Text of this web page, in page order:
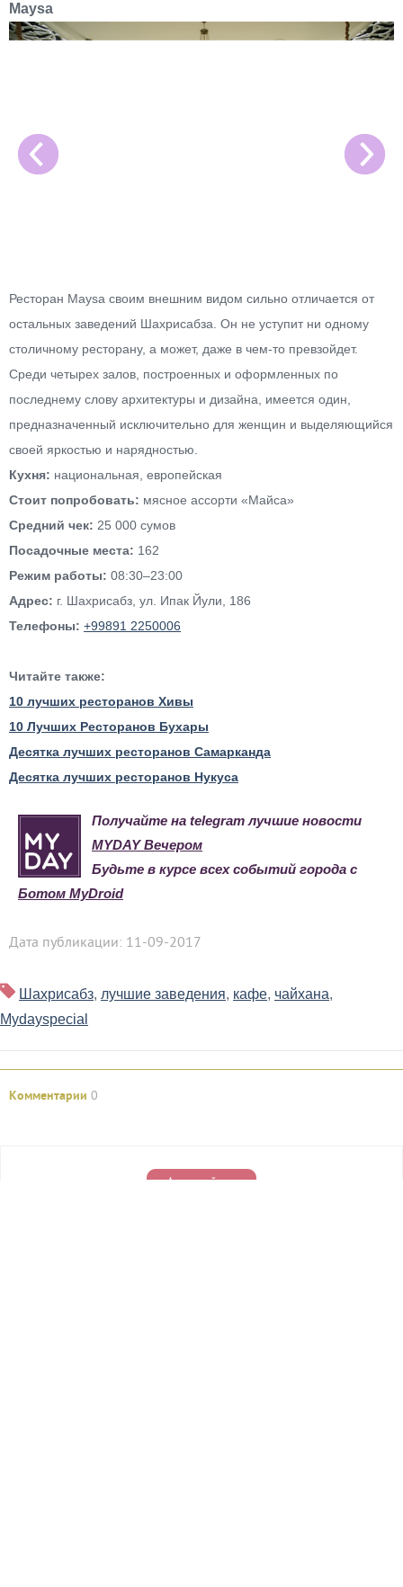
Maysa
Ресторан Maysa своим внешним видом сильно отличается от
остальных заведений Шахрисабза. Он не уступит ни одному
столичному ресторану, а может, даже в чем-то превзойдет.
Среди четырех залов, построенных и оформленных по
последнему слову архитектуры и дизайна, имеется один,
предназначенный исключительно для женщин и выделяющийся
своей яркостью и нарядностью.
Кухня: национальная, европейская
Стоит попробовать: мясное ассорти «Майса»
Средний чек: 25 000 сумов
Посадочные места: 162
Режим работы: 08:30–23:00
Адрес: г. Шахрисабз, ул. Ипак Йули, 186
Телефоны: +99891 2250006
Читайте также:
10 лучших ресторанов Хивы
10 Лучших Ресторанов Бухары
Десятка лучших ресторанов Самарканда
Десятка лучших ресторанов Нукуса
Получайте на telegram лучшие новости
MYDAY Вечером
Будьте в курсе всех событий города с
Ботом MyDroid
Дата публикации: 11-09-2017
Шахрисабз, лучшие заведения, кафе, чайхана,
Mydayspecial
Комментарии 0
Авторизуйтесь